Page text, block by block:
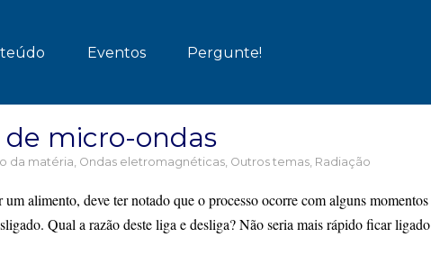
Eventos Pergunte!
micro-ondas
da matéria, Ondas eletromagnéticas, Outros temas, Radiação
alimento, deve ter notado que o processo ocorre com alguns momentos
Qual a razão deste liga e desliga? Não seria mais rápido ficar ligado